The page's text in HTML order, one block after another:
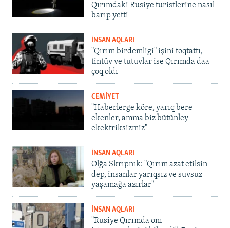
Qırımdaki Rusiye turistlerine nasıl
barıp yetti
İNSAN AQLARI
"Qırım birdemligi" işini toqtattı,
tintüv ve tutuvlar ise Qırımda daa
çoq oldı
CEMİYET
"Haberlerge köre, yarıq bere
ekenler, amma biz bütünley
ekektriksizmiz"
İNSAN AQLARI
Olğa Skrıpnık: "Qırım azat etilsin
dep, insanlar yarıqsız ve suvsuz
yaşamağa azırlar"
İNSAN AQLARI
"Rusiye Qırımda onı